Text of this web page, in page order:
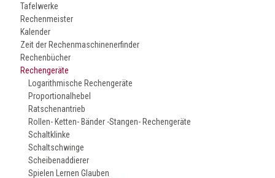
Tafelwerke
Rechenmeister
Kalender
Zeit der Rechenmaschinenerfinder
Rechenbücher
Rechengeräte
Logarithmische Rechengeräte
Proportionalhebel
Ratschenantrieb
Rollen- Ketten- Bänder -Stangen- Rechengeräte
Schaltklinke
Schaltschwinge
Scheibenaddierer
Spielen Lernen Glauben